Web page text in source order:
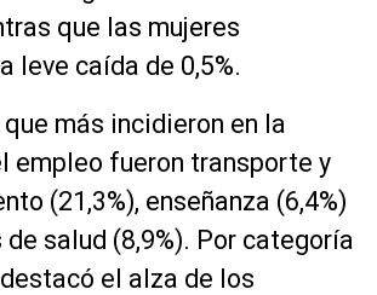
que las mujeres
leve caída de 0,5%.
más incidieron en la
empleo fueron transporte y
(21,3%), enseñanza (6,4%)
salud (8,9%). Por categoría
el alza de los